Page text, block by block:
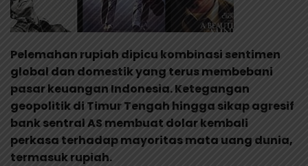
Pelemahan rupiah dipicu kombinasi sentimen
global dan domestik yang terus membebani
pasar keuangan Indonesia. Ketegangan
geopolitik di Timur Tengah hingga sikap agresif
bank sentral AS membuat dolar kembali
perkasa terhadap mayoritas mata uang dunia,
termasuk rupiah.